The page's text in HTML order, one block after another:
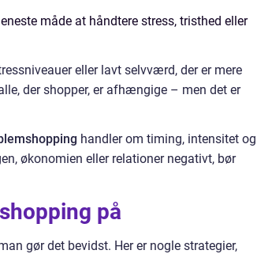
måde at håndtere stress, tristhed eller
eller lavt selvværd, der er mere
der shopper, er afhængige – men det er
handler om timing, intensitet og
økonomien eller relationer negativt, bør
på
gør det bevidst. Her er nogle strategier,